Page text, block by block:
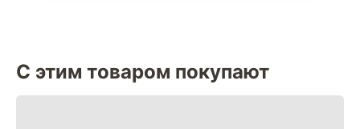
С этим товаром покупают